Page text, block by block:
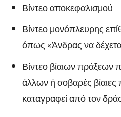
Βίντεο αποκεφαλισμού
Βίντεο μονόπλευρης
όπως «Άνδρας να
Βίντεο βίαιων πράξεων
άλλων ή σοβαρές βίαιες
καταγραφεί από τον